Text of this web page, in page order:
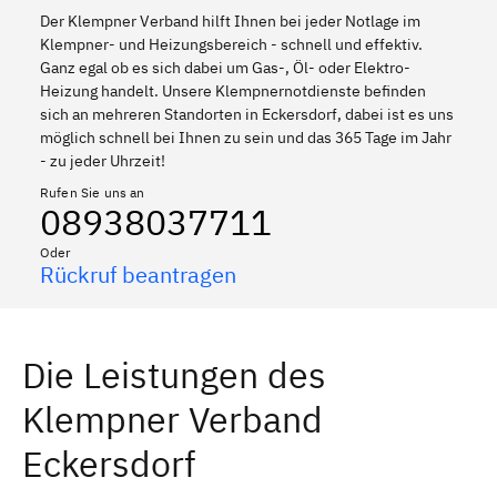
Der Klempner Verband hilft Ihnen bei jeder Notlage im
Klempner- und Heizungsbereich - schnell und effektiv.
Ganz egal ob es sich dabei um Gas-, Öl- oder Elektro-
Heizung handelt. Unsere Klempnernotdienste befinden
sich an mehreren Standorten in Eckersdorf, dabei ist es uns
möglich schnell bei Ihnen zu sein und das 365 Tage im Jahr
- zu jeder Uhrzeit!
Rufen Sie uns an
08938037711
Oder
Rückruf beantragen
Die Leistungen des
Klempner Verband
Eckersdorf